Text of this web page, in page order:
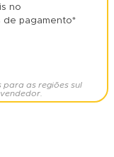
no
de pagamento*
para as regiões sul